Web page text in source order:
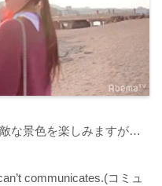
な景色を楽しみますが…
communicates.(コミュ